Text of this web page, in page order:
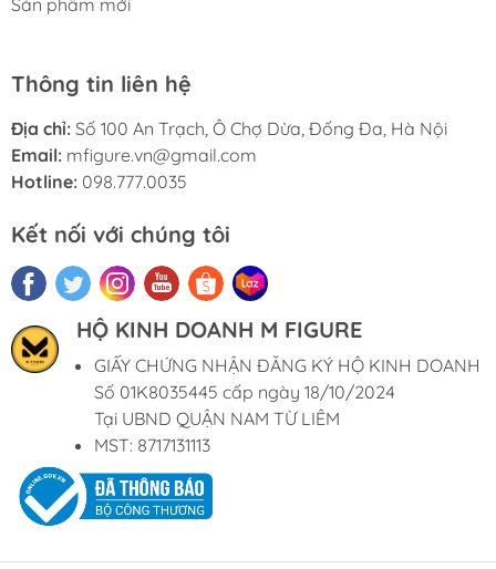
Thông tin liên hệ
Địa chỉ: Số 100 An Trạch, Ô Chợ Dừa, Đống Đa, Hà Nội
Email: mfigure.vn@gmail.com
Hotline: 098.777.0035
Kết nối với chúng tôi
HỘ KINH DOANH M FIGURE
GIẤY CHỨNG NHẬN ĐĂNG KÝ HỘ KINH DOANH
Số 01K8035445 cấp ngày 18/10/2024
Tại UBND QUẬN NAM TỪ LIÊM
MST: 8717131113